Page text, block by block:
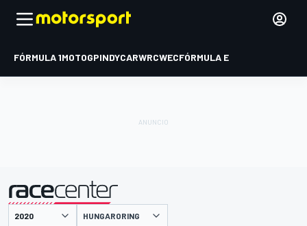
FÓRMULA 1MOTOGPINDYCARWRCWECFÓRMULA E
presentado por HUNGARORING